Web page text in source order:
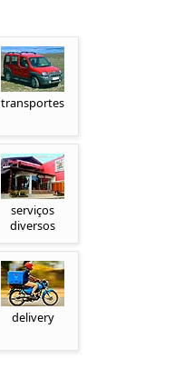
transportes
serviços
diversos
delivery